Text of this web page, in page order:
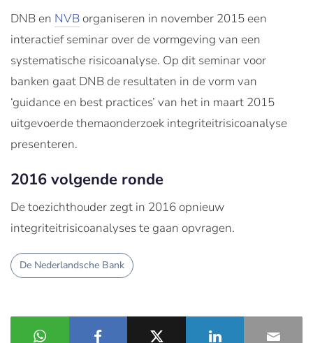
DNB en NVB organiseren in november 2015 een
interactief seminar over de vormgeving van een
systematische risicoanalyse. Op dit seminar voor
banken gaat DNB de resultaten in de vorm van
‘guidance en best practices’ van het in maart 2015
uitgevoerde themaonderzoek integriteitrisicoanalyse
presenteren.
2016 volgende ronde
De toezichthouder zegt in 2016 opnieuw
integriteitrisicoanalyses te gaan opvragen.
De Nederlandsche Bank